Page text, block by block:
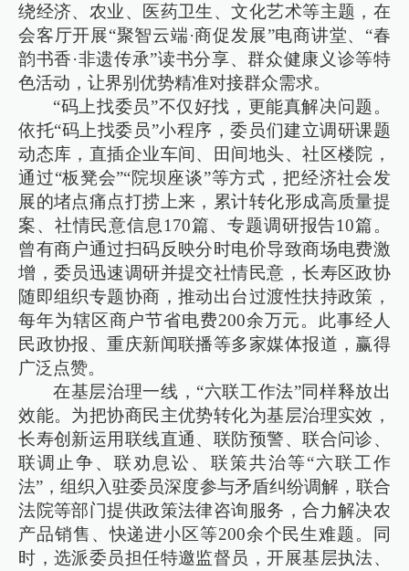
绕经济、农业、医药卫生、文化艺术等主题，在
会客厅开展“聚智云端·商促发展”电商讲堂、“春
韵书香·非遗传承”读书分享、群众健康义诊等特
色活动，让界别优势精准对接群众需求。
“码上找委员”不仅好找，更能真解决问题。
依托“码上找委员”小程序，委员们建立调研课题
动态库，直插企业车间、田间地头、社区楼院，
通过“板凳会”“院坝座谈”等方式，把经济社会发
展的堵点痛点打捞上来，累计转化形成高质量提
案、社情民意信息170篇、专题调研报告10篇。
曾有商户通过扫码反映分时电价导致商场电费激
增，委员迅速调研并提交社情民意，长寿区政协
随即组织专题协商，推动出台过渡性扶持政策，
每年为辖区商户节省电费200余万元。此事经人
民政协报、重庆新闻联播等多家媒体报道，赢得
广泛点赞。
在基层治理一线，“六联工作法”同样释放出
效能。为把协商民主优势转化为基层治理实效，
长寿创新运用联线直通、联防预警、联合问诊、
联调止争、联劝息讼、联策共治等“六联工作
法”，组织入驻委员深度参与矛盾纠纷调解，联合
法院等部门提供政策法律咨询服务，合力解决农
产品销售、快递进小区等200余个民生难题。同
时，选派委员担任特邀监督员，开展基层执法、